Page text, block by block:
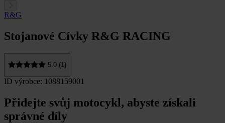
R&G
Stojanové Cívky R&G RACING
5.0 (1)
ID výrobce: 1088159001
Přidejte svůj motocykl, abyste získali
správné díly